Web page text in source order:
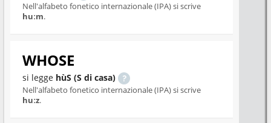
Nell'alfabeto fonetico internazionale (IPA) si scrive
huːm.
WHOSE
si legge hùS (S di casa)
Nell'alfabeto fonetico internazionale (IPA) si scrive
huːz.